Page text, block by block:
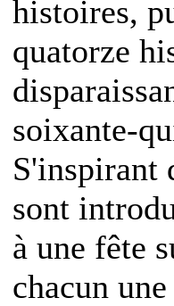
histoires,
quatorze
soixante-
S'inspirant
sont
à une fête
chacun